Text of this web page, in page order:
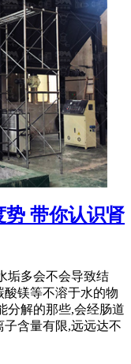
势 带你认识肾
垢多会不会导致结
镁等不溶于水的物
分解的那些,会经肠道
含量有限,远远达不